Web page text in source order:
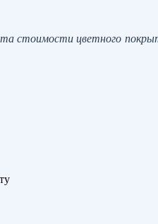
стоимости цветного